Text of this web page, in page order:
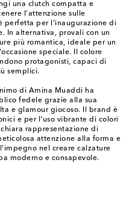
una clutch compatta e
l'attenzione sulle
perfetta per l'inaugurazione di
In alternativa, provali con un
più romantica, ideale per un
speciale. Il colore
protagonisti, capaci di
semplici.
di Amina Muaddi ha
fedele grazie alla sua
e glamour giocoso. Il brand è
e per l'uso vibrante di colori
rappresentazione di
attenzione alla forma e
nel creare calzature
moderno e consapevole.